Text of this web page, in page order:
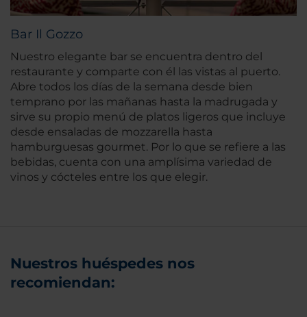
Bar Il Gozzo
Nuestro elegante bar se encuentra dentro del
restaurante y comparte con él las vistas al puerto.
Abre todos los días de la semana desde bien
temprano por las mañanas hasta la madrugada y
sirve su propio menú de platos ligeros que incluye
desde ensaladas de mozzarella hasta
hamburguesas gourmet. Por lo que se refiere a las
bebidas, cuenta con una amplísima variedad de
vinos y cócteles entre los que elegir.
Nuestros huéspedes nos
recomiendan: